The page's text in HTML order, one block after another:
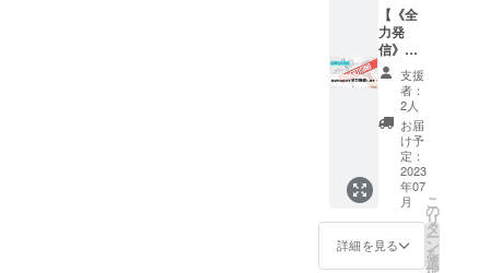
ご了承
くださ
い。 ★
本券の
有効期
限は
2024年
6月30日
となり
ます。
たメー
ルアド
レス宛
にこち
ら側か
らご連
絡いた
します
ので、
連絡の
つきや
すい
アドレ
スのご
掲載さ
せてい
ただき
ます！
◆注意
★備考
欄へ掲
載した
いお名
前（店
舗名、
グルー
プ名で
も可）
ござい
ません
でした
ら備考
欄に特
になし
とご記
入くだ
い。）
犬の散
歩、話
し相
手、セ
ば学生
目線か
ら効率
よく学
生を集
客する
ための
経営相
談にも
乗らせ
ていた
だきま
す！ ご
参考ま
でに私
【《全
力発
信》あ
なたの
会社の
魅力を
京大生
に全力
で宣伝
しま
す！】
◆内容
✓京大
生を採
用した
支援
者：
2人
お届
け予
定：
2023
年07
月
詳細を見る
こ
の
リ
タ
ー
ン
を
選